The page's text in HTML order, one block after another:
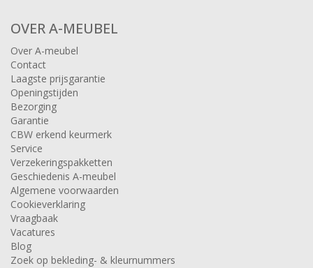
OVER A-MEUBEL
Over A-meubel
Contact
Laagste prijsgarantie
Openingstijden
Bezorging
Garantie
CBW erkend keurmerk
Service
Verzekeringspakketten
Geschiedenis A-meubel
Algemene voorwaarden
Cookieverklaring
Vraagbaak
Vacatures
Blog
Zoek op bekleding- & kleurnummers